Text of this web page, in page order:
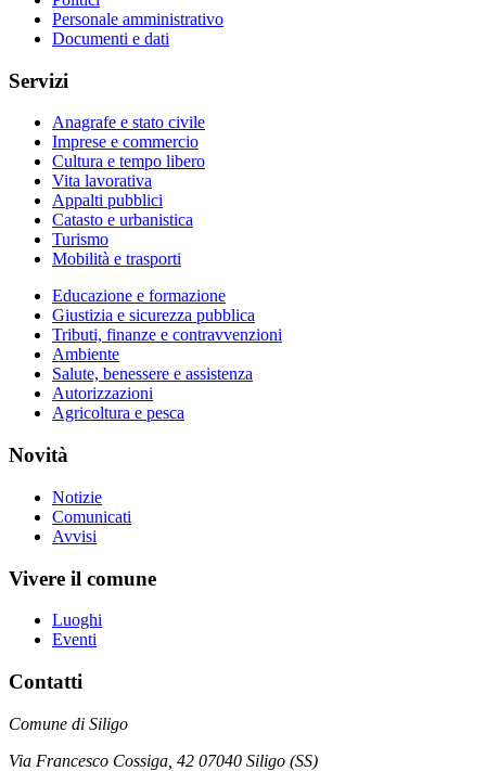
Personale amministrativo
Documenti e dati
Servizi
Anagrafe e stato civile
Imprese e commercio
Cultura e tempo libero
Vita lavorativa
Appalti pubblici
Catasto e urbanistica
Turismo
Mobilità e trasporti
Educazione e formazione
Giustizia e sicurezza pubblica
Tributi, finanze e contravvenzioni
Ambiente
Salute, benessere e assistenza
Autorizzazioni
Agricoltura e pesca
Novità
Notizie
Comunicati
Avvisi
Vivere il comune
Luoghi
Eventi
Contatti
Comune di Siligo
Via Francesco Cossiga, 42 07040 Siligo (SS)